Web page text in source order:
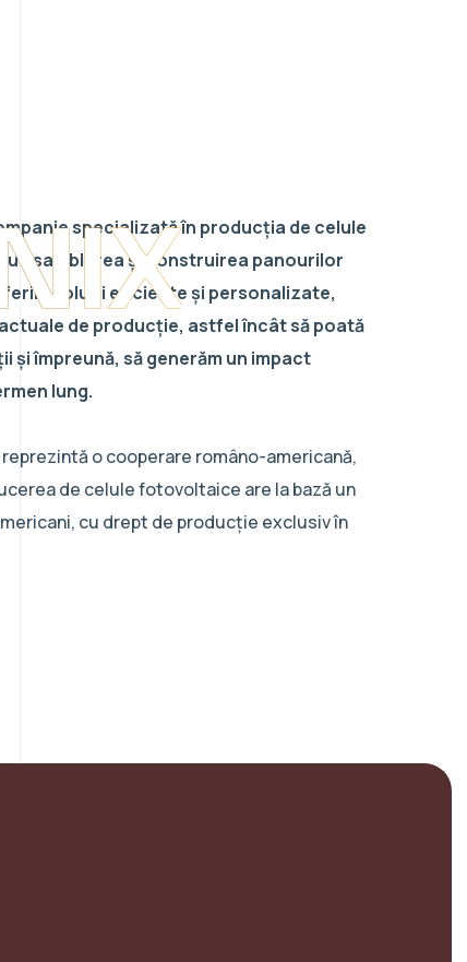
specializată în producția de celule
asamblarea și construirea panourilor
soluții eficiente și personalizate,
de producție, astfel încât să poată
și împreună, să generăm un impact
lung.
o cooperare româno-americană,
de celule fotovoltaice are la bază un
cu drept de producție exclusiv în